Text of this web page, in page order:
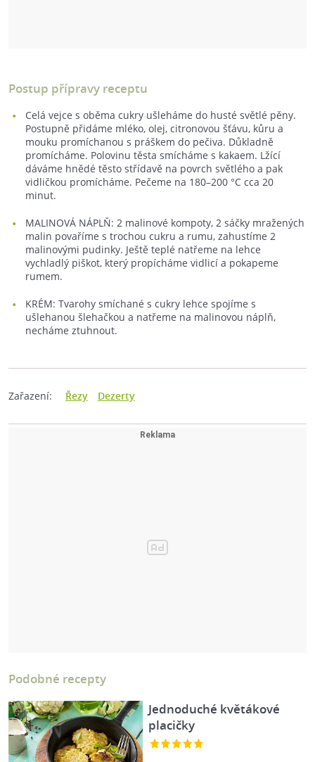
Postup přípravy receptu
Celá vejce s oběma cukry ušleháme do husté světlé pěny.
Postupně přidáme mléko, olej, citronovou šťávu, kůru a
mouku promíchanou s práškem do pečiva. Důkladně
promícháme. Polovinu těsta smícháme s kakaem. Lžící
dáváme hnědé těsto střídavě na povrch světlého a pak
vidličkou promícháme. Pečeme na 180–⁠200 °C cca 20
minut.
MALINOVÁ NÁPLŇ: 2 malinové kompoty, 2 sáčky mražených
malin povaříme s trochou cukru a rumu, zahustíme 2
malinovými pudinky. Ještě teplé natřeme na lehce
vychladlý piškot, který propícháme vidlicí a pokapeme
rumem.
KRÉM: Tvarohy smíchané s cukry lehce spojíme s
ušlehanou šlehačkou a natřeme na malinovou náplň,
necháme ztuhnout.
Zařazení: Řezy Dezerty
Podobné recepty
Jednoduché květákové
placičky